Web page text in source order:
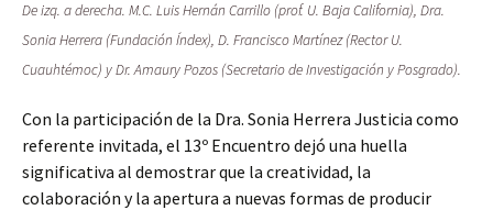
De izq. a derecha. M.C. Luis Hernán Carrillo (prof. U. Baja California), Dra.
Sonia Herrera (Fundación Índex), D. Francisco Martínez (Rector U.
Cuauhtémoc) y Dr. Amaury Pozos (Secretario de Investigación y Posgrado).
Con la participación de la Dra. Sonia Herrera Justicia como
referente invitada, el 13º Encuentro dejó una huella
significativa al demostrar que la creatividad, la
colaboración y la apertura a nuevas formas de producir